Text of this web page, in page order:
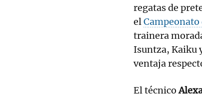
regatas de
el
trainera
Isuntza, Kaiku
ventaja
El técnico